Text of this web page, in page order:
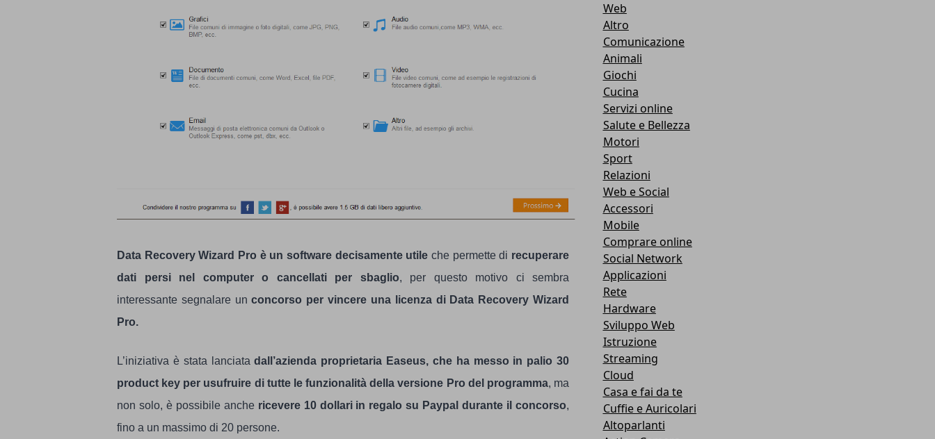
Data Recovery Wizard Pro è un software decisamente utile che permette di recuperare
dati persi nel computer o cancellati per sbaglio, per questo motivo ci sembra
interessante segnalare unconcorso per vincere una licenza di Data Recovery Wizard
Pro.
L’iniziativa è stata lanciatadall’azienda proprietaria Easeus, che ha messo in palio 30
product key per usufruire di tutte le funzionalità della versione Pro del programma, ma
non solo, è possibile anche ricevere 10 dollari in regalo su Paypal durante il concorso,
fino a un massimo di 20 persone.
Web
Altro
Comunicazione
Animali
Giochi
Cucina
Servizi online
Salute e Bellezza
Motori
Sport
Relazioni
Web e Social
Accessori
Mobile
Comprare online
Social Network
Applicazioni
Rete
Hardware
Sviluppo Web
Istruzione
Streaming
Cloud
Casa e fai da te
Cuffie e Auricolari
Altoparlanti